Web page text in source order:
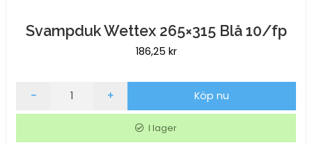
Svampduk Wettex 265×315 Blå 10/fp
186,25 kr
Svampduk
- + Köp nu
I lager